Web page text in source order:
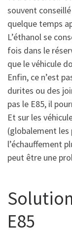
souvent
quelque temps
L’éthanol se
fois dans le
que le véhicule
Enfin, ce n’est
durites ou des
pas le E85, il
Et sur les
(globalement les
l’échauffement
peut être une
E85